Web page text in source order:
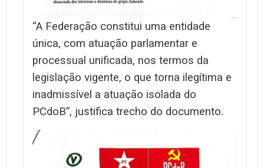
“A Federação constitui uma entidade
única, com atuação parlamentar e
processual unificada, nos termos da
legislação vigente, o que torna ilegítima e
inadmissível a atuação isolada do
PCdoB”, justifica trecho do documento.